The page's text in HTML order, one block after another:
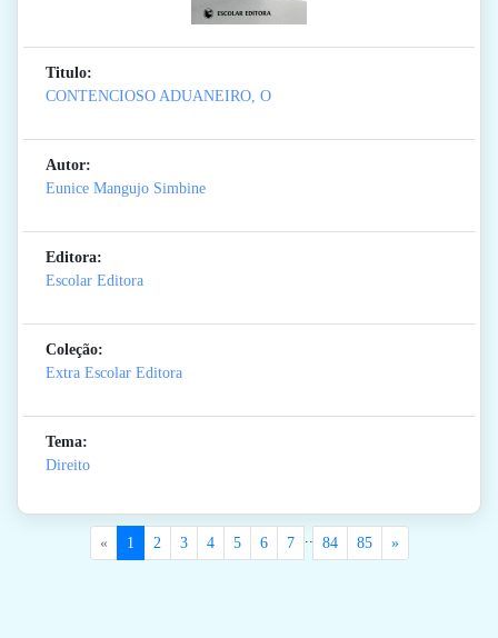
Titulo:
CONTENCIOSO ADUANEIRO, O
Autor:
Eunice Mangujo Simbine
Editora:
Escolar Editora
Coleção:
Extra Escolar Editora
Tema:
Direito
« 1 2 3 4 5 6 7 .. 84 85 »